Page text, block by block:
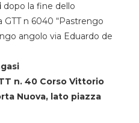
dopo la fine dello
n 6040 “Pastrengo
angolo via Eduardo de
n. 40 Corso Vittorio
Nuova, lato piazza